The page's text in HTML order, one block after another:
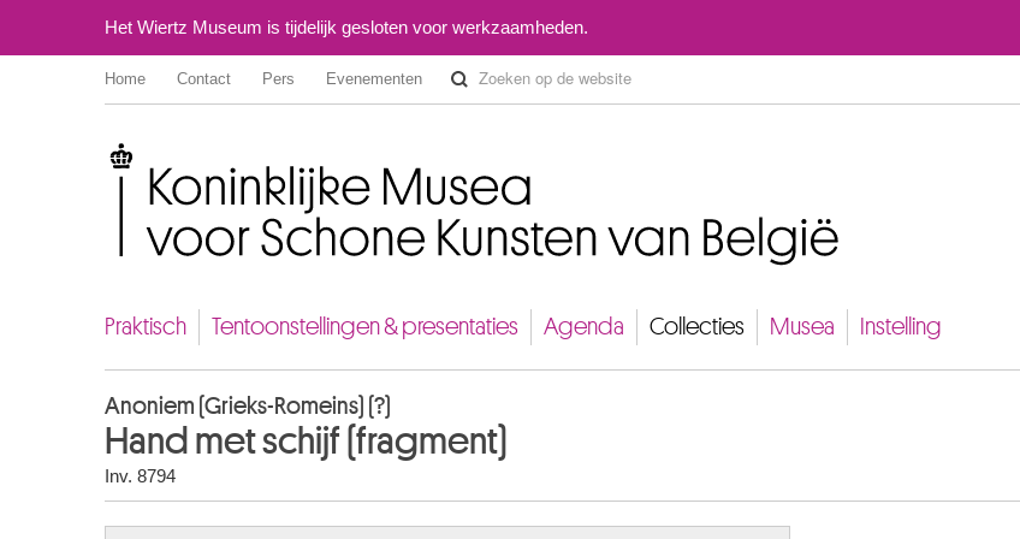
Het Wiertz Museum is tijdelijk gesloten voor werkzaamheden.
Home Contact Pers Evenementen
Praktisch Tentoonstellingen & presentaties Agenda Collecties Musea Instelling
Anoniem (Grieks-Romeins) (?)
Hand met schijf (fragment)
Inv. 8794